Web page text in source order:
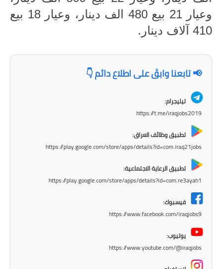
المرحلة الابتدائية
المرحلة الاعدادية
ملازم دراسية
المرحلة الاعدادية
وعيار 21 بيع 480 الف دينار، وعيار 18 بيع
410 آلاف دينار.
📢 تابعنا وابقَ على اطلاع دائم 👇
تيليجرام:
https://t.me/iraqjobs2019
تطبيق وظائف العراق:
https://play.google.com/store/apps/details?id=com.iraq21jobs
تطبيق الرعاية الاجتماعية:
https://play.google.com/store/apps/details?id=com.re3ayah1
فيسبوك:
https://www.facebook.com/iraqjobs9
يوتيوب:
https://www.youtube.com/@iraqjobs